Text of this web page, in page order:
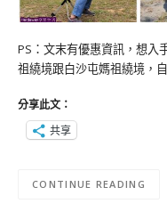
PS：文末有優惠資訊，想入
祖繞境跟白沙屯媽祖繞境，
分享此文：
共享
CONTINUE READING